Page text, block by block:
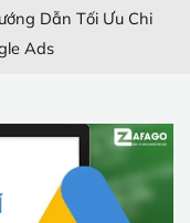
Dẫn Tối Ưu Chi
Ads